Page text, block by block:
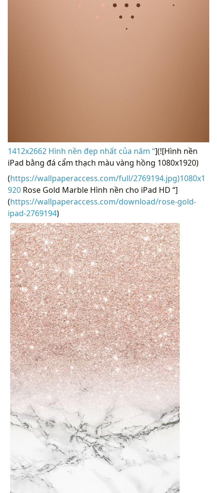
1412x2662 Hình nền đẹp nhất của năm “](![Hình nền
iPad bằng đá cẩm thạch màu vàng hồng 1080x1920)
(https://wallpaperaccess.com/full/2769194.jpg)1080x1
920 Rose Gold Marble Hình nền cho iPad HD “]
(https://wallpaperaccess.com/download/rose-gold-
ipad-2769194)